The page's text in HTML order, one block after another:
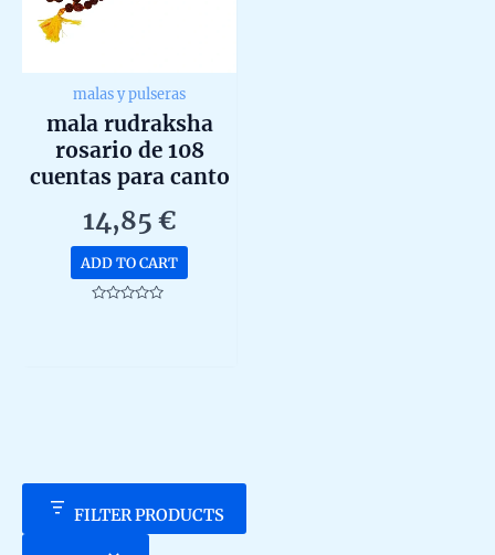
FILTER PRODUCTS
malas y pulseras
mala rudraksha
rosario de 108
cuentas para canto
meditación
14,85 €
ADD TO CART